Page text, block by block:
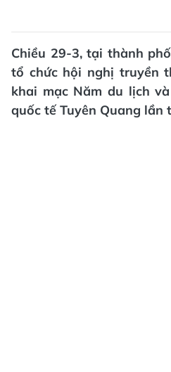
Chiều 29-3, tại thành
tổ chức hội nghị truyền
khai mạc Năm du lịch
quốc tế Tuyên Quang lần